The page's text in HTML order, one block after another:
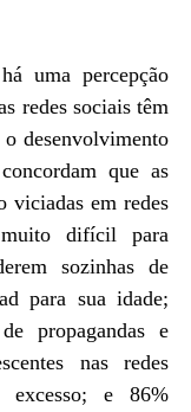
uma percepção
redes sociais têm
desenvolvimento
que as
viciadas em redes
difícil para
sozinhas de
para sua idade;
propagandas e
nas redes
excesso; e 86%